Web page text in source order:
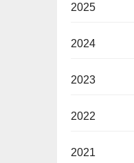
2025
2024
2023
2022
2021